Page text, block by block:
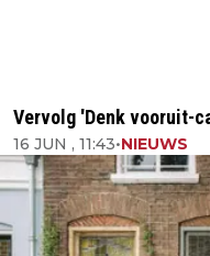
Vervolg 'Denk vooruit-
16 JUN , 11:43•NIEUWS